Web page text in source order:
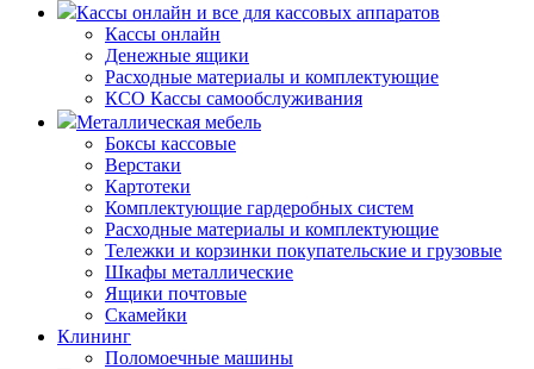
Кассы онлайн и все для кассовых аппаратов
Кассы онлайн
Денежные ящики
Расходные материалы и комплектующие
КСО Кассы самообслуживания
Металлическая мебель
Боксы кассовые
Верстаки
Картотеки
Комплектующие гардеробных систем
Расходные материалы и комплектующие
Тележки и корзинки покупательские и грузовые
Шкафы металлические
Ящики почтовые
Скамейки
Клининг
Поломоечные машины